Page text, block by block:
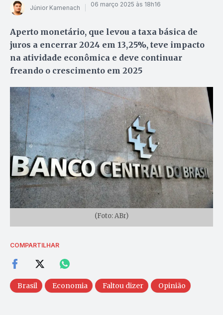
Júnior Kamenach 06 março 2025 às 18h16
Aperto monetário, que levou a taxa básica de
juros a encerrar 2024 em 13,25%, teve impacto
na atividade econômica e deve continuar
freando o crescimento em 2025
(Foto: ABr)
COMPARTILHAR
Brasil Economia Faltou dizer Opinião